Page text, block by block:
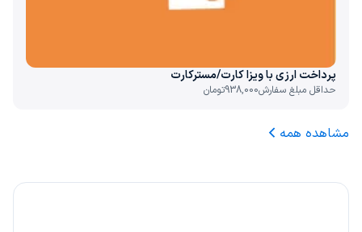
پرداخت ارزی با ویزا کارت/مسترکارت
حداقل مبلغ سفارش938,000تومان
مشاهده همه